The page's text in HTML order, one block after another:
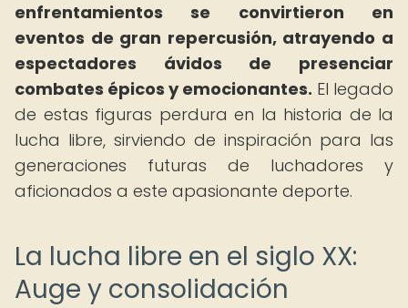
enfrentamientos se convirtieron en
eventos de gran repercusión, atrayendo a
espectadores ávidos de presenciar
combates épicos y emocionantes. El legado
de estas figuras perdura en la historia de la
lucha libre, sirviendo de inspiración para las
generaciones futuras de luchadores y
aficionados a este apasionante deporte.
La lucha libre en el siglo XX:
Auge y consolidación